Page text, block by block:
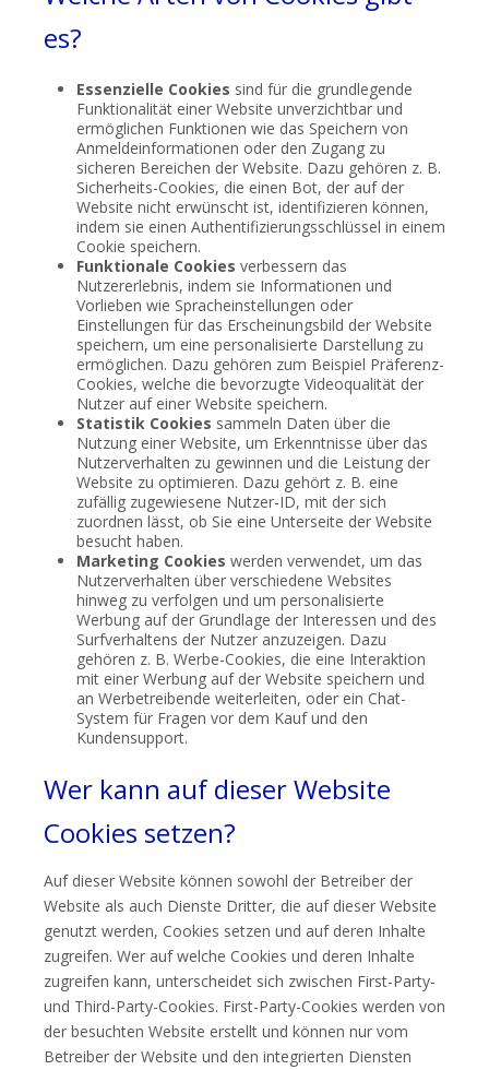
es?
Essenzielle Cookies sind für die grundlegende
Funktionalität einer Website unverzichtbar und
ermöglichen Funktionen wie das Speichern von
Anmeldeinformationen oder den Zugang zu
sicheren Bereichen der Website. Dazu gehören z. B.
Sicherheits-Cookies, die einen Bot, der auf der
Website nicht erwünscht ist, identifizieren können,
indem sie einen Authentifizierungsschlüssel in einem
Cookie speichern.
Funktionale Cookies verbessern das
Nutzererlebnis, indem sie Informationen und
Vorlieben wie Spracheinstellungen oder
Einstellungen für das Erscheinungsbild der Website
speichern, um eine personalisierte Darstellung zu
ermöglichen. Dazu gehören zum Beispiel Präferenz-
Cookies, welche die bevorzugte Videoqualität der
Nutzer auf einer Website speichern.
Statistik Cookies sammeln Daten über die
Nutzung einer Website, um Erkenntnisse über das
Nutzerverhalten zu gewinnen und die Leistung der
Website zu optimieren. Dazu gehört z. B. eine
zufällig zugewiesene Nutzer-ID, mit der sich
zuordnen lässt, ob Sie eine Unterseite der Website
besucht haben.
Marketing Cookies werden verwendet, um das
Nutzerverhalten über verschiedene Websites
hinweg zu verfolgen und um personalisierte
Werbung auf der Grundlage der Interessen und des
Surfverhaltens der Nutzer anzuzeigen. Dazu
gehören z. B. Werbe-Cookies, die eine Interaktion
mit einer Werbung auf der Website speichern und
an Werbetreibende weiterleiten, oder ein Chat-
System für Fragen vor dem Kauf und den
Kundensupport.
Wer kann auf dieser Website
Cookies setzen?
Auf dieser Website können sowohl der Betreiber der
Website als auch Dienste Dritter, die auf dieser Website
genutzt werden, Cookies setzen und auf deren Inhalte
zugreifen. Wer auf welche Cookies und deren Inhalte
zugreifen kann, unterscheidet sich zwischen First-Party-
und Third-Party-Cookies. First-Party-Cookies werden von
der besuchten Website erstellt und können nur vom
Betreiber der Website und den integrierten Diensten